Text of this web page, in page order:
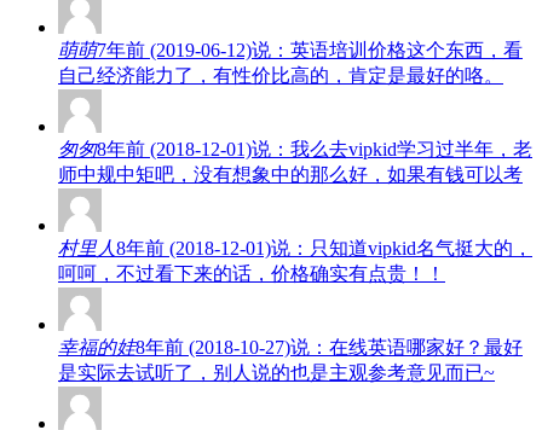
萌萌7年前 (2019-06-12)说：英语培训价格这个东西，看
自己经济能力了，有性价比高的，肯定是最好的咯。
匆匆8年前 (2018-12-01)说：我么去vipkid学习过半年，老
师中规中矩吧，没有想象中的那么好，如果有钱可以考
村里人8年前 (2018-12-01)说：只知道vipkid名气挺大的，
呵呵，不过看下来的话，价格确实有点贵！！
幸福的娃8年前 (2018-10-27)说：在线英语哪家好？最好
是实际去试听了，别人说的也是主观参考意见而已~